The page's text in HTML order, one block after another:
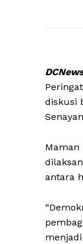
diskusi
Maman
antara